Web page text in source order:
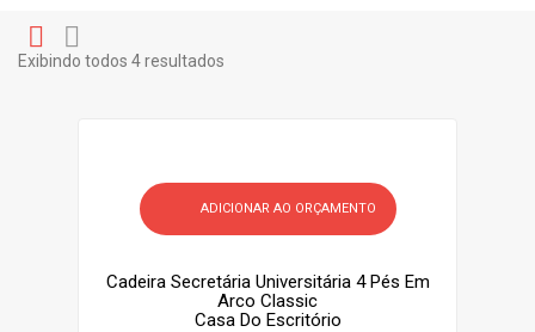
Exibindo todos 4 resultados
ADICIONAR AO ORÇAMENTO
Cadeira Secretária Universitária 4 Pés Em
Arco Classic
Casa Do Escritório